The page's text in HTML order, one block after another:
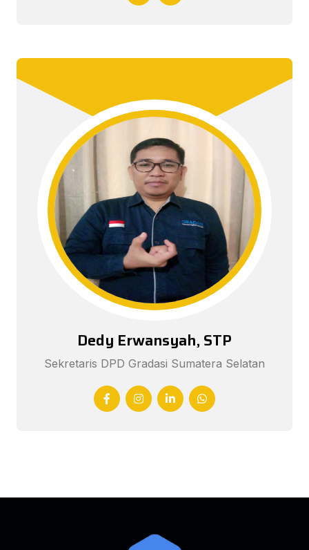
Dedy Erwansyah, STP
Sekretaris DPD Gradasi Sumatera Selatan